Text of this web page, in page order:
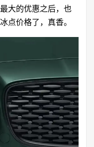
大的优惠之后，也
点价格了，真香。